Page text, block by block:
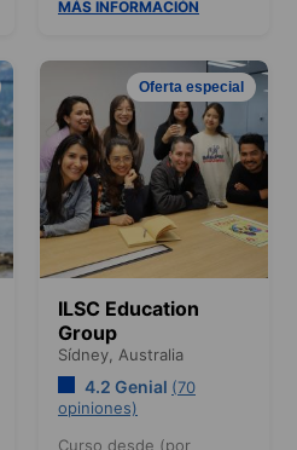
MÁS INFORMACIÓN
Oferta especial
ILSC Education
Group
Sídney, Australia
4.2 Genial (70
opiniones)
Curso desde (por